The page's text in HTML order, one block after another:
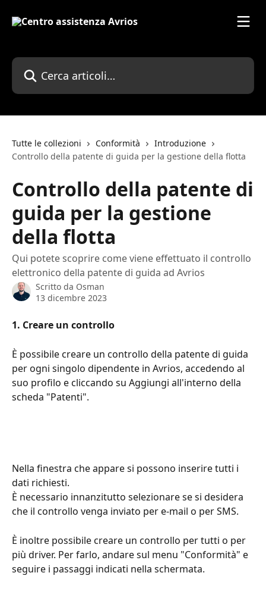
Cerca articoli…
Tutte le collezioni Conformità
Introduzione
Controllo della patente di guida per la gestione della flotta
Controllo della patente di
guida per la gestione
della flotta
Qui potete scoprire come viene effettuato il controllo
elettronico della patente di guida ad Avrios
Scritto da Osman
13 dicembre 2023
1. Creare un controllo
È possibile creare un controllo della patente di guida
per ogni singolo dipendente in Avrios, accedendo al
suo profilo e cliccando su Aggiungi all'interno della
scheda "Patenti".
Nella finestra che appare si possono inserire tutti i
dati richiesti.
È necessario innanzitutto selezionare se si desidera
che il controllo venga inviato per e-mail o per SMS.
È inoltre possibile creare un controllo per tutti o per
più driver. Per farlo, andare sul menu "Conformità" e
seguire i passaggi indicati nella schermata.